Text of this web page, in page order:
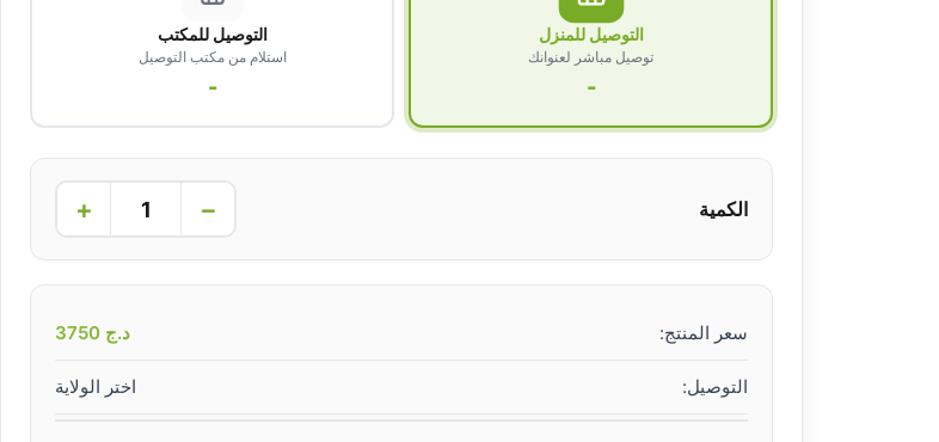
التوصيل للمنزل
توصيل مباشر لعنوانك
-
التوصيل للمكتب
استلام من مكتب التوصيل
-
الكمية −
+
سعر المنتج: د.ج
التوصيل: اختر الولاية